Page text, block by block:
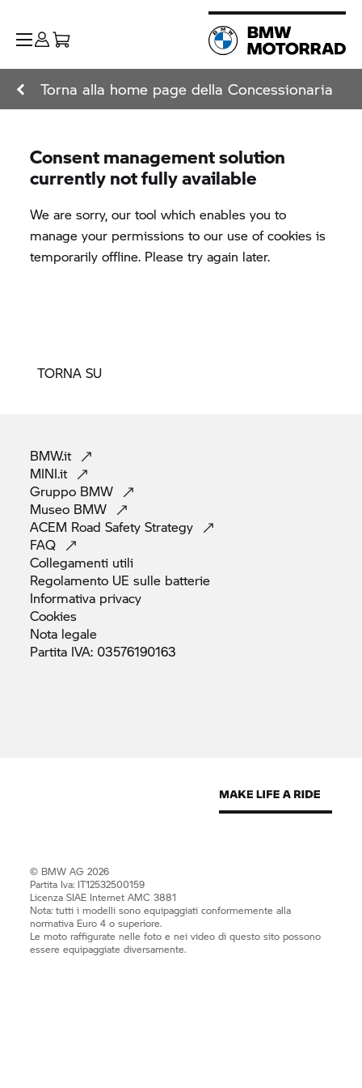
Torna alla home page della Concessionaria
TORNA SU
BMW.it
MINI.it
Gruppo BMW
Museo BMW
ACEM Road SafetyStrategy
FAQ
Collegamenti utili
Regolamento UE sulle batterie
Informativa privacy
Cookies
Nota legale
Partita IVA: 03576190163
© BMW AG 2026
Partita Iva: IT12532500159
Licenza SIAE Internet AMC 3881
Nota: tutti i modelli sono equipaggiati conformemente alla
normativa Euro 4 o superiore.
Le moto raffigurate nelle foto e nei video di questo sito possono
essere equipaggiate diversamente.